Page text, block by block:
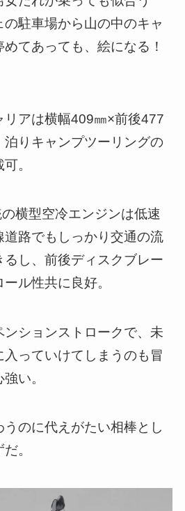
の駐車場から山の中のキャ
てあっても、絵になる！
リアは横幅409㎜×前後477
泊りキャンプツーリングの
。
横型空冷エンジンは低速
道路でもしっかり交通の流
し、前後ディスクブレー
ル性共に良好。
ンションストロークで、未
っていけてしまうのも冒
い。
のに代えがたい相棒とし
。